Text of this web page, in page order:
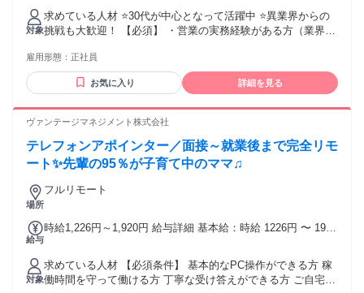
れる通勤・皆勤・家族手当金額：なし 全員に一律で支払われ
るその他手当金額：なし ※給与は経験・能力を考慮します。
【昇給】 あり 【賞与】 あり 【手当】 通勤手当（月上限2万
円まで）
対象
求めている人材 ⭐30代が中心となって活躍中 ⭐異業界からの
挑戦も大歓迎！ 【必須】 ・営業の実務経験がある方（業界不
こんな方を歓迎します！／* ・本の出版や学術、教育分野に興
味がある ・お客様としっかり向き合って営業したい ・将来は
組織づくりにも挑戦したい ・営業だけでなく、SNSなども活
す！ SNS運用などマーケティングの経験、ホームページの作
雇用形態： 正社員
お気に入り 詳細を見る
ヴァンテージマネジメント株式会社
テレフォンアポインター／面接～就業後まで完全リモ
ート✨先輩の95％が子育て中のママ♫
場所
フルリモート
給与
時給1,226円～1,920円 給与詳細 基本給：時給 1226円 〜 1920
アポイントインセンティブあり 1件あたり500～2200円を支
給！ インセンティブを含めると 1時間あたり平均1300円を
GET！ トップオペレーターだと 1時間あたり3000円近いです
対象
求めている人材 【必須条件】 基本的なPC操作ができる方 稼
働時間を守って働ける方 丁寧な受け答えができる方 ご自宅に